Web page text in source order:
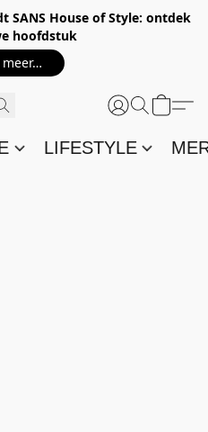
SANS House of Style: ontdek
hoofdstuk
meer…
LIFESTYLE